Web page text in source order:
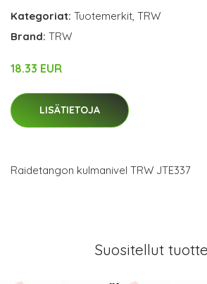
Kategoriat: Tuotemerkit, TRW
Brand: TRW
18.33 EUR
LISÄTIETOJA
Raidetangon kulmanivel TRW JTE337
Suositellut